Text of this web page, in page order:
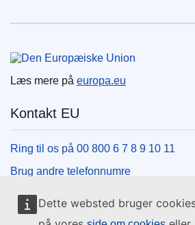
Dette websted bruger
Læs mere på europa.eu
Kontakt EU
Ring til os på 00 800 6 7 8 9 10 11
Brug andre telefonnumre
Skriv til os via vores kontaktformular
Mød os på et af EU-centrene